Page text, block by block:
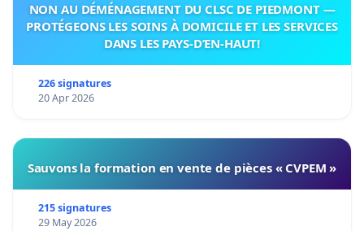
NON AU DÉMÉNAGEMENT DU CLSC DE PIEDMONT —
PROTÉGEONS LES SOINS À DOMICILE ET LES SERVICES
DANS LES PAYS-D’EN-HAUT!
226 signatures
20 Apr 2026
Sauvons la formation en vente de pièces « CVPEM »
215 signatures
29 May 2026